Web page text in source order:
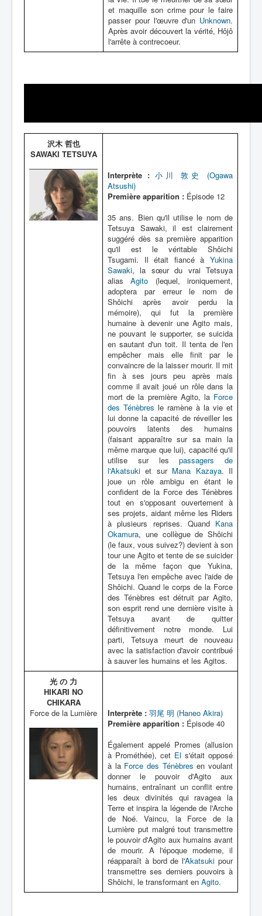
et maquille son crime pour le faire
passer pour l'œuvre d'un Unknown.
Après avoir découvert la vérité, Hôjô
l'arrête à contrecoeur.
沢木 哲也
SAWAKI TETSUYA
Interprète : 小川 敦史 (Ogawa
Atsushi)
Première apparition : Épisode 12
35 ans. Bien qu'il utilise le nom de
Tetsuya Sawaki, il est clairement
suggéré dès sa première apparition
qu'il est le véritable Shôichi
Tsugami. Il était fiancé à Yukina
Sawaki, la sœur du vrai Tetsuya
aliasAgito (lequel, ironiquement,
adoptera par erreur le nom de
Shôichi après avoir perdu la
mémoire), qui fut la première
humaine à devenir une Agito mais,
ne pouvant le supporter, se suicida
en sautant d'un toit. Il tenta de l'en
empêcher mais elle finit par le
convaincre de la laisser mourir. Il mit
fin à ses jours peu après mais
comme il avait joué un rôle dans la
mort de la première Agito, la Force
des Ténèbres le ramène à la vie et
lui donne la capacité de réveiller les
pouvoirs latents des humains
(faisant apparaître sur sa main la
même marque que lui), capacité qu'il
utilise sur lespassagers de
l'Akatsuki et sur Mana Kazaya. Il
joue un rôle ambigu en étant le
confident de la Force des Ténèbres
tout en s'opposant ouvertement à
ses projets, aidant même les Riders
à plusieurs reprises. Quand Kana
Okamura, une collègue de Shôichi
(le faux, vous suivez?) devient à son
tour une Agito et tente de se suicider
de la même façon que Yukina,
Tetsuya l'en empêche avec l'aide de
Shôichi. Quand le corps de la Force
des Ténèbres est détruit par Agito,
son esprit rend une dernière visite à
Tetsuya avant de quitter
définitivement notre monde. Lui
parti, Tetsuya meurt de nouveau
avec la satisfaction d'avoir contribué
à sauver les humains et les Agitos.
光 の 力
HIKARI NO
CHIKARA
Force de la Lumière
Interprète : 羽尾 明 (Haneo Akira)
Première apparition : Épisode 40
Également appelé Promes (allusion
à Prométhée), cet El s'était opposé
à la Force des Ténèbres en voulant
donner le pouvoir d'Agito aux
humains, entraînant un conflit entre
les deux divinités qui ravagea la
Terre et inspira la légende de l'Arche
de Noé. Vaincu, la Force de la
Lumière put malgré tout transmettre
le pouvoir d'Agito aux humains avant
de mourir. A l'époque moderne, il
réapparaît à bord de l'Akatsuki pour
transmettre ses derniers pouvoirs à
Shôichi, le transformant en Agito.